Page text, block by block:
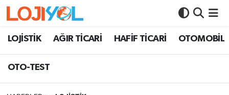
LOJİSTİK AĞIR TİCARİ HAFİF TİCARİ OTOMOBİL
OTO-TEST
OTO-TEST